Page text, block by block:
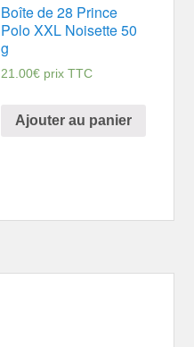
Boîte de 28 Prince
Polo XXL Noisette 50
g
21.00€ prix TTC
Ajouter au panier